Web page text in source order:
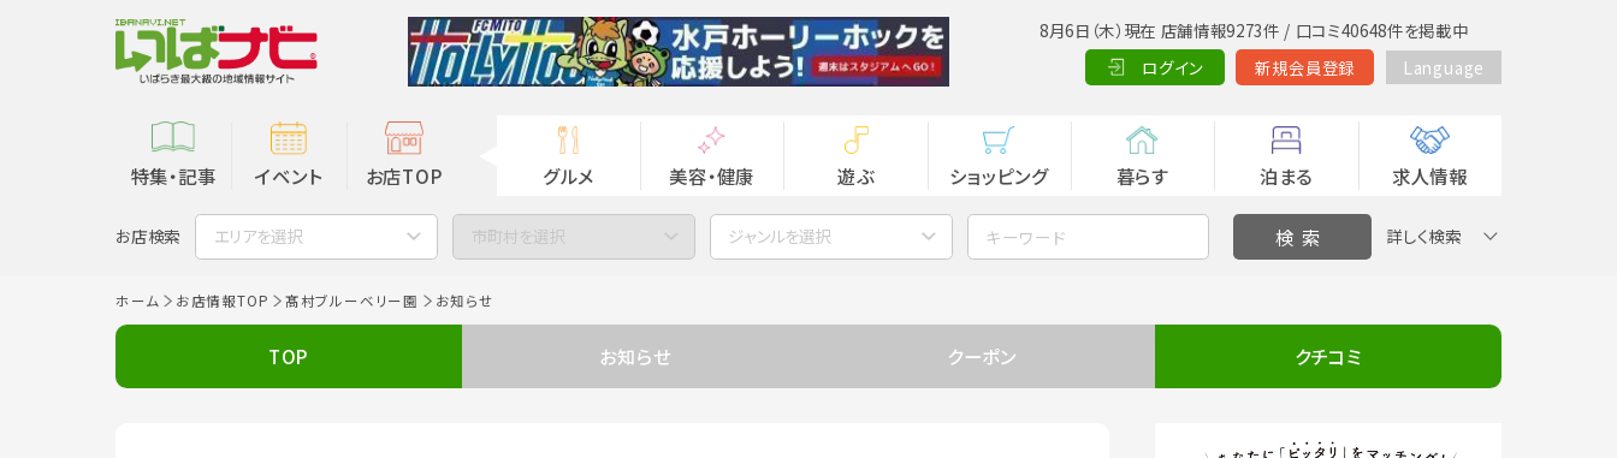
8月6日（木）現在 店舗情報9273件 / 口コミ40648件を掲載中
ログイン
新規会員登録 Language
特集・記事 イベント お店TOP グルメ 美容・健康 遊ぶ ショッピング 暮らす 泊まる 求人情報
お店検索 エリアを選択 市町村を選択 ジャンルを選択 詳しく検索
ホーム お店情報TOP 髙村ブルーベリー園 お知らせ
TOP お知らせ クーポン クチコミ